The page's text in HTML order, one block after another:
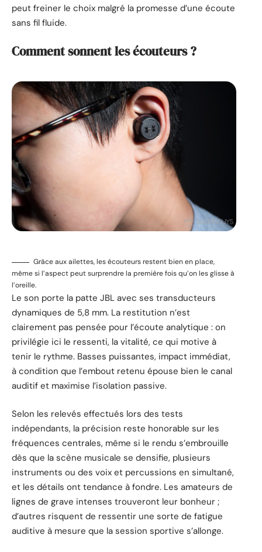
peut freiner le choix malgré la promesse d’une écoute
sans fil fluide.
Comment sonnent les écouteurs ?
Grâce aux ailettes, les écouteurs restent bien en place,
même si l’aspect peut surprendre la première fois qu’on les glisse à
l’oreille.
Le son porte la patte JBL avec ses transducteurs
dynamiques de 5,8 mm. La restitution n’est
clairement pas pensée pour l’écoute analytique : on
privilégie ici le ressenti, la vitalité, ce qui motive à
tenir le rythme. Basses puissantes, impact immédiat,
à condition que l’embout retenu épouse bien le canal
auditif et maximise l’isolation passive.
Selon les relevés effectués lors des tests
indépendants, la précision reste honorable sur les
fréquences centrales, même si le rendu s’embrouille
dès que la scène musicale se densifie, plusieurs
instruments ou des voix et percussions en simultané,
et les détails ont tendance à fondre. Les amateurs de
lignes de grave intenses trouveront leur bonheur ;
d’autres risquent de ressentir une sorte de fatigue
auditive à mesure que la session sportive s’allonge.